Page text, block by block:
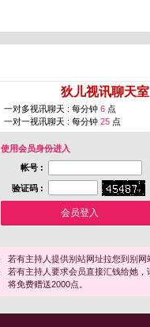
狄儿视讯聊天室
一对多视讯聊天 : 每分钟 6 点
一对一视讯聊天 : 每分钟 25 点
使用会员身份进入
帐号 :
验证码 :
若有主持人提供别站网址拉您到别网
若有主持人要求会员直接汇钱给她
将免费赠送2000点。